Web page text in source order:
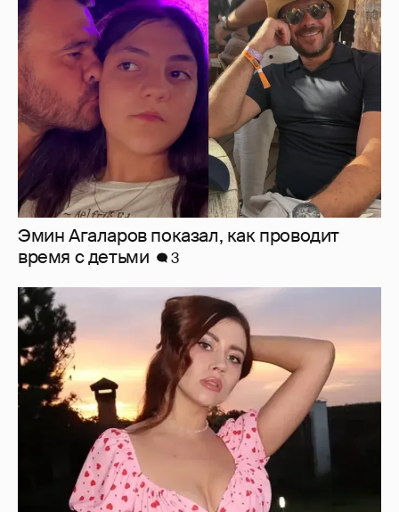
Эмин Агаларов показал, как проводит
время с детьми
3
"Мне искренне больно". Олеся Иванченко
ответила на критику в сети за поддержку
"Колобка"
12